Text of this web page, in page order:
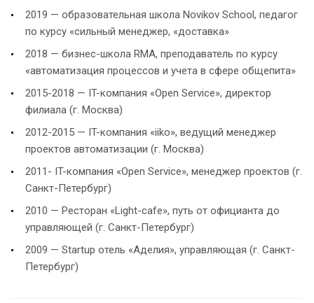
2019 — образовательная школа Novikov School, педагог
по курсу «сильный менеджер, «доставка»
2018 — бизнес-школа RMA, преподаватель по курсу
«автоматизация процессов и учета в сфере общепита»
2015-2018 — IT-компания «Open Service», директор
филиала (г. Москва)
2012-2015 — IT-компания «iiko», ведущий менеджер
проектов автоматизации (г. Москва)
2011- IT-компания «Open Service», менеджер проектов (г.
Санкт-Петербург)
2010 — Ресторан «Light-cafe», путь от официанта до
управляющей (г. Санкт-Петербург)
2009 — Startup отель «Аделия», управляющая (г. Санкт-
Петербург)